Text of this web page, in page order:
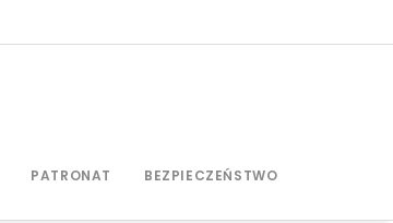
PATRONAT BEZPIECZEŃSTWO